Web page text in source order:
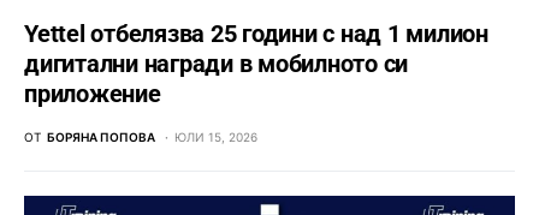
Yettel отбелязва 25 години с над 1 милион
дигитални награди в мобилното си
приложение
ОТ БОРЯНА ПОПОВА ЮЛИ 15, 2026